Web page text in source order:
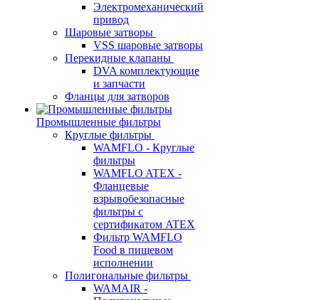
Электромеханический
привод
Шаровые затворы
VSS шаровые затворы
Перекидные клапаны
DVA комплектующие
и запчасти
Фланцы для затворов
Промышленные фильтры
Круглые фильтры
WAMFLO - Круглые
фильтры
WAMFLO ATEX -
Фланцевые
взрывобезопасные
фильтры с
сертификатом ATEX
Фильтр WAMFLO
Food в пищевом
исполнении
Полигональные фильтры
WAMAIR -